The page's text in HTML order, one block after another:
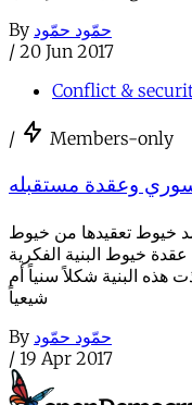
By حمّود حمّود
/ 20 Jun 2017
Conflict &
/ Members-only
وعقدة مستقبله
خيوط تعقيدها من خيوط
خيوط البنية الفكرية
هذه البنية شكلاً سنياً أم
شيعياً
By حمّود حمّود
/ 19 Apr 2017